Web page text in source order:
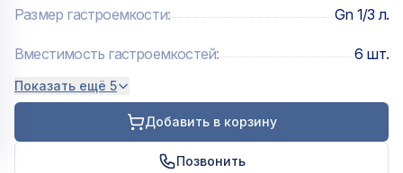
— Размер гастроемкости: Gn 1/3 л.
— Вместимость гастроемкостей: 6 шт.
Размер гастроемкости: Gn 1/3 л.
Вместимость гастроемкостей: 6 шт.
Показать ещё 5
Добавить в корзину
Позвонить